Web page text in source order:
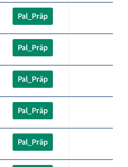
Pal_Präp
Pal_Präp
Pal_Präp
Pal_Präp
Pal_Präp